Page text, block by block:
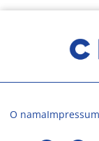
O namaImpressum